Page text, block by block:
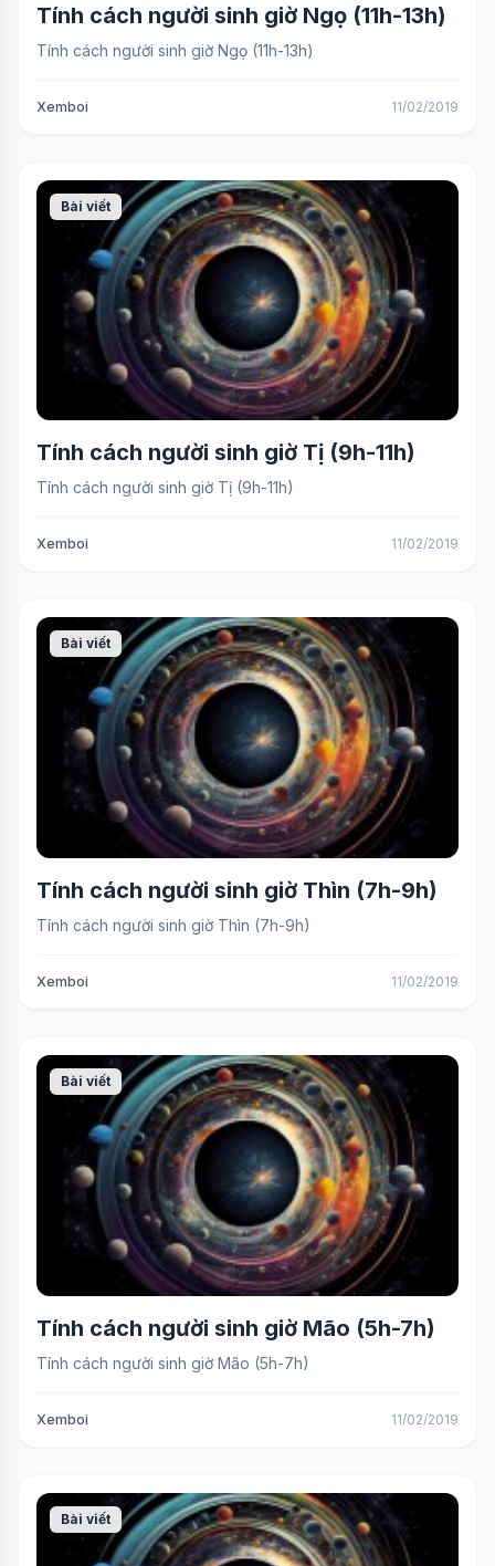
Tính cách người sinh giờ Ngọ (11h-13h)
Tính cách người sinh giờ Ngọ (11h-13h)
Xemboi 11/02/2019
Bài viết
Tính cách người sinh giờ Tị (9h-11h)
Tính cách người sinh giờ Tị (9h-11h)
Xemboi 11/02/2019
Bài viết
Tính cách người sinh giờ Thìn (7h-9h)
Tính cách người sinh giờ Thìn (7h-9h)
Xemboi 11/02/2019
Bài viết
Tính cách người sinh giờ Mão (5h-7h)
Tính cách người sinh giờ Mão (5h-7h)
Xemboi 11/02/2019
Bài viết